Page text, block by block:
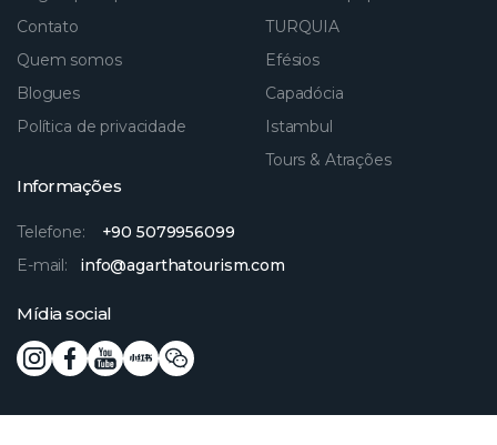
Contato
Quem somos
Blogues
Política de privacidade
TURQUIA
Efésios
Capadócia
Istambul
Tours & Atrações
Informações
Telefone:
+90 5079956099
E-mail:
info@agarthatourism.com
Mídia social